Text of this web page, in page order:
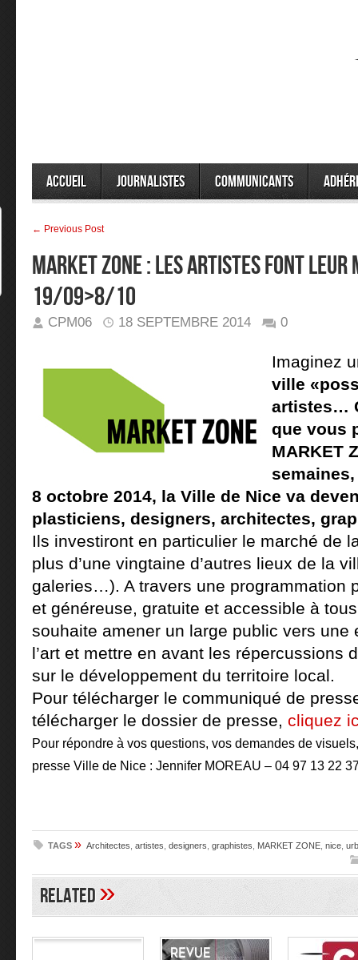
Accueil Journalistes Communicants
← Previous Post
MARKET ZONE : LES ARTISTES FONT
19/09>8/10
CPM06 18 SEPTEMBRE 2014 0
Imaginez
ville
artistes…
que vous
MARKET
8 octobre 2014, la Ville de Nice va
plasticiens, designers, architectes,
Ils investiront en particulier le marché de
plus d’une vingtaine d’autres lieux de la
galeries…). A travers une programmation
et généreuse, gratuite et accessible à
souhaite amener un large public vers une
l’art et mettre en avant les répercussions
sur le développement du territoire local.
Pour télécharger le communiqué de
télécharger le dossier de presse, cliquez
Pour répondre à vos questions, vos demandes de
presse Ville de Nice : Jennifer MOREAU – 04 97 13 22
TAGS » Architectes artistes designers graphistes MARKET ZONE nice
Related»